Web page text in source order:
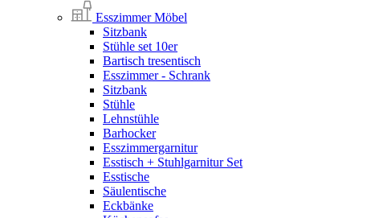
Esszimmer Möbel
Sitzbank
Stühle set 10er
Bartisch tresentisch
Esszimmer - Schrank
Sitzbank
Stühle
Lehnstühle
Barhocker
Esszimmergarnitur
Esstisch + Stuhlgarnitur Set
Esstische
Säulentische
Eckbänke